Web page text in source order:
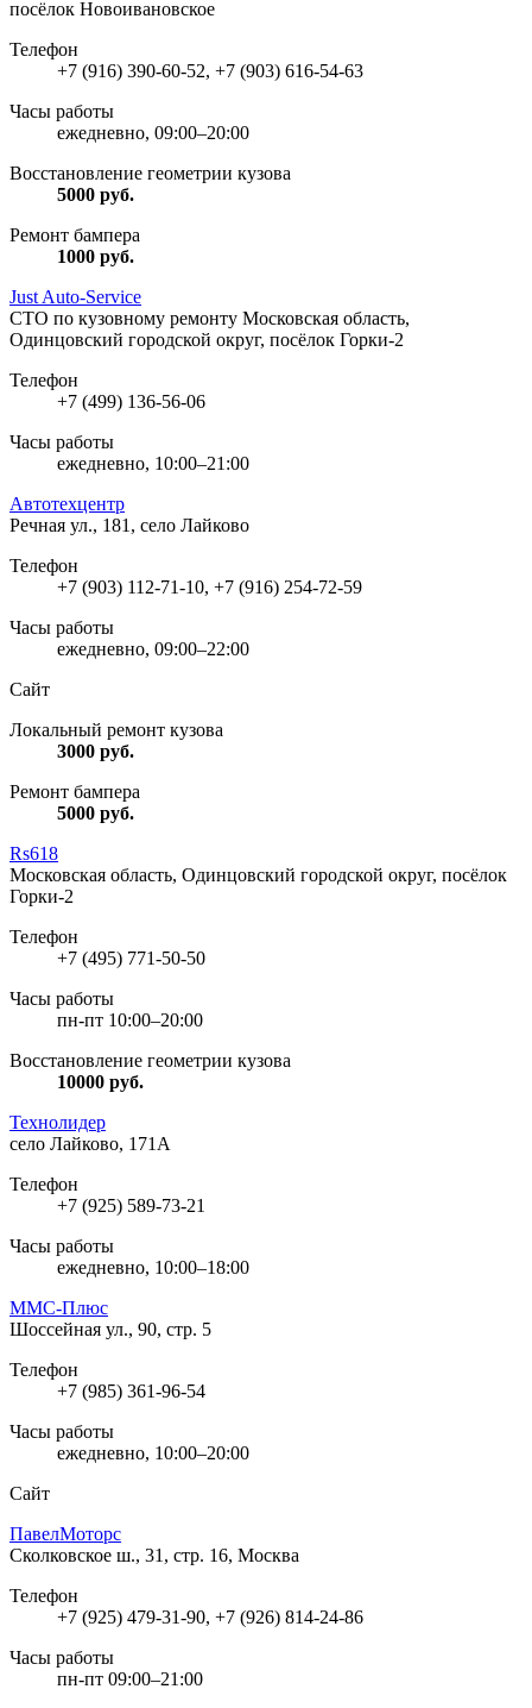
посёлок Новоивановское
Телефон
+7 (916) 390-60-52, +7 (903) 616-54-63
Часы работы
ежедневно, 09:00–20:00
Восстановление геометрии кузова
5000 руб.
Ремонт бампера
1000 руб.
Just Auto-Service
СТО по кузовному ремонту Московская область,
Одинцовский городской округ, посёлок Горки-2
Телефон
+7 (499) 136-56-06
Часы работы
ежедневно, 10:00–21:00
Автотехцентр
Речная ул., 181, село Лайково
Телефон
+7 (903) 112-71-10, +7 (916) 254-72-59
Часы работы
ежедневно, 09:00–22:00
Сайт
Локальный ремонт кузова
3000 руб.
Ремонт бампера
5000 руб.
Rs618
Московская область, Одинцовский городской округ, посёлок
Горки-2
Телефон
+7 (495) 771-50-50
Часы работы
пн-пт 10:00–20:00
Восстановление геометрии кузова
10000 руб.
Технолидер
село Лайково, 171А
Телефон
+7 (925) 589-73-21
Часы работы
ежедневно, 10:00–18:00
ММС-Плюс
Шоссейная ул., 90, стр. 5
Телефон
+7 (985) 361-96-54
Часы работы
ежедневно, 10:00–20:00
Сайт
ПавелМоторс
Сколковское ш., 31, стр. 16, Москва
Телефон
+7 (925) 479-31-90, +7 (926) 814-24-86
Часы работы
пн-пт 09:00–21:00